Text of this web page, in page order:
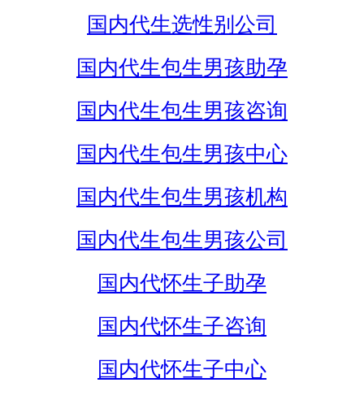
国内代生选性别公司
国内代生包生男孩助孕
国内代生包生男孩咨询
国内代生包生男孩中心
国内代生包生男孩机构
国内代生包生男孩公司
国内代怀生子助孕
国内代怀生子咨询
国内代怀生子中心